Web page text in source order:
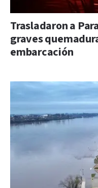
Trasladaron a
graves
embarcación